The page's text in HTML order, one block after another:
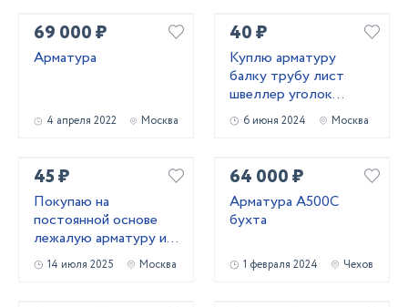
69 000 ₽
Арматура
4 апреля 2022 Москва
40 ₽
Куплю арматуру
балку трубу лист
швеллер уголок
лежалый
металлопрокат
6 июня 2024 Москва
45 ₽
Покупаю на
постоянной основе
лежалую арматуру и
металлопрокат!
Самовывоз
14 июля 2025 Москва
64 000 ₽
Арматура А500С
бухта
1 февраля 2024 Чехов